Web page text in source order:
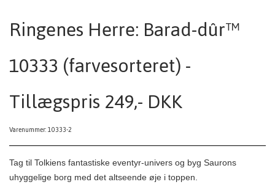
Ringenes Herre: Barad-dûr™
10333 (farvesorteret) -
Tillægspris 249,- DKK
Varenummer: 10333-2
Tag til Tolkiens fantastiske eventyr-univers og byg Saurons
uhyggelige borg med det altseende øje i toppen.